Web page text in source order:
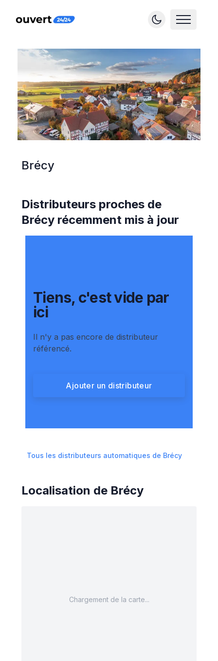
Brécy
Distributeurs proches de
Brécy récemment mis à jour
Tiens, c'est vide par
ici
Il n'y a pas encore de distributeur
référencé.
Ajouter un distributeur
Tous les distributeurs automatiques de Brécy
Localisation de Brécy
Chargement de la carte...